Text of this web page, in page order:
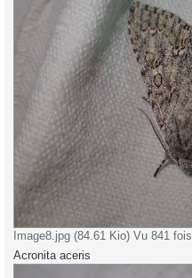
Image8.jpg (84.61 Kio) Vu 841 fois
Acronita aceris